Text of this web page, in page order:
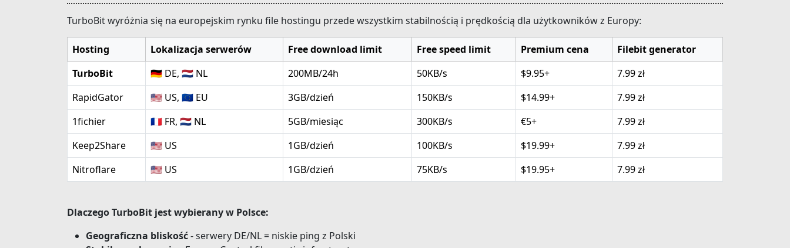
TurboBit wyróżnia się na europejskim rynku file hostingu przede wszystkim stabilnością i prędkością dla użytkowników z Europy:
Hosting Lokalizacja serwerów Free download limit Free speed limit Premium cena
Filebit generator
TurboBit
🇩🇪 DE, 🇳🇱 NL 200MB/24h 50KB/s $9.95+
7.99 zł
RapidGator
🇺🇸 US, 🇪🇺 EU 3GB/dzień 150KB/s $14.99+
7.99 zł
1fichier
🇫🇷 FR, 🇳🇱 NL 5GB/miesiąc 300KB/s €5+
7.99 zł
Keep2Share
🇺🇸 US 1GB/dzień 100KB/s $19.99+
7.99 zł
Nitroflare
🇺🇸 US 1GB/dzień 75KB/s $19.95+ 7.99 zł
Dlaczego TurboBit jest wybierany w Polsce:
Geograficzna bliskość- serwery DE/NL = niskie ping z Polski